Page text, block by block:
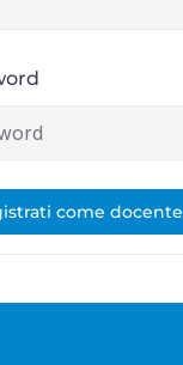
come docente